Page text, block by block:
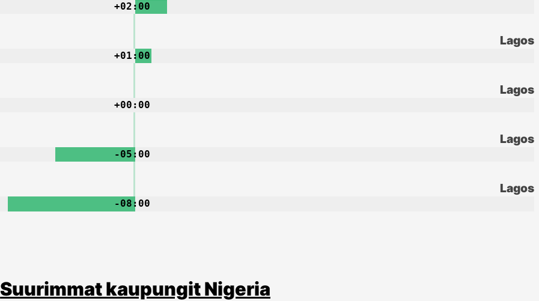
+02:00
Lagos
+01:00
Lagos
+00:00
Lagos
-05:00
Lagos
-08:00
Suurimmat kaupungit Nigeria